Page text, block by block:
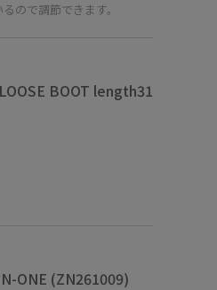
ので調節できます。
BOOT length31
ONE (ZN261009)